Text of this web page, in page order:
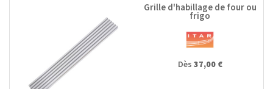
Grille d'habillage de four ou
frigo
Dès 37,00 €